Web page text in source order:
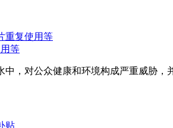
等
，对公众健康和环境构成严重威胁